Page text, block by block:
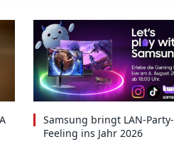
Samsung bringt LAN-Party-
Feeling ins Jahr 2026